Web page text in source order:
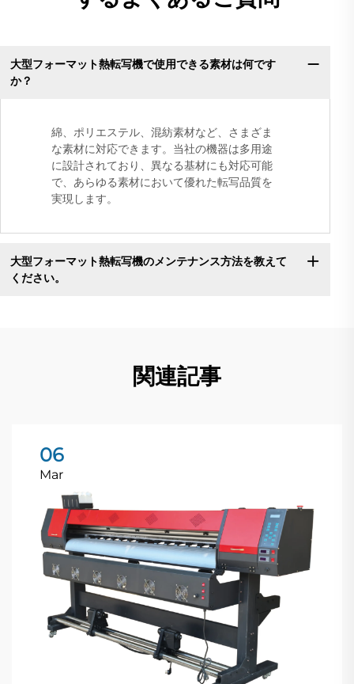
大型フォーマット熱転写機で使用できる素材は何です
か？
綿、ポリエステル、混紡素材など、さまざま
な素材に対応できます。当社の機器は多用途
に設計されており、異なる基材にも対応可能
で、あらゆる素材において優れた転写品質を
実現します。
大型フォーマット熱転写機のメンテナンス方法を教えて
ください。
関連記事
06
Mar